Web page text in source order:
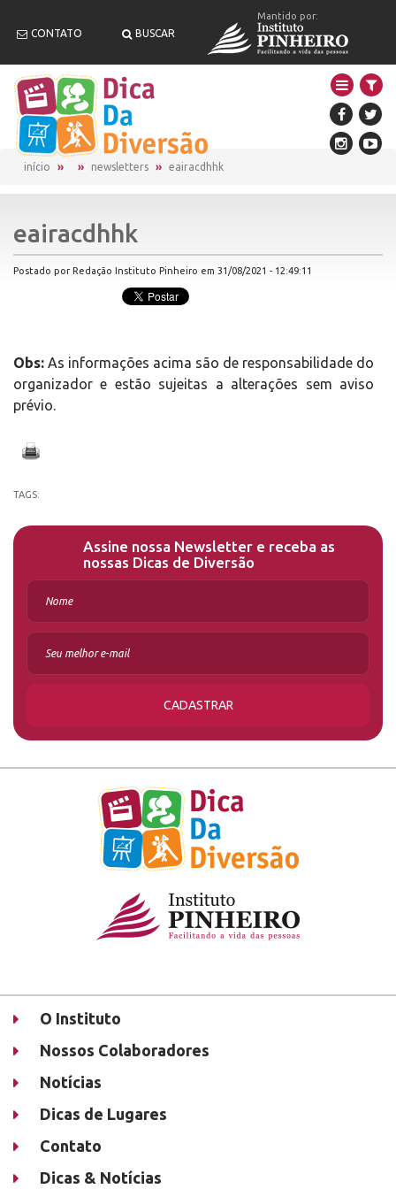
CONTATO BUSCAR
Mantido por:
início newsletters eairacdhhk
eairacdhhk
Postado por Redação Instituto Pinheiro em 31/08/2021 - 12:49:11
Obs: As informações acima são de responsabilidade do
organizador e estão sujeitas a alterações sem aviso
prévio.
TAGS:
Assine nossa Newsletter e receba as
nossas Dicas de Diversão
CADASTRAR
O Instituto
Nossos Colaboradores
Notícias
Dicas de Lugares
Contato
Dicas & Notícias